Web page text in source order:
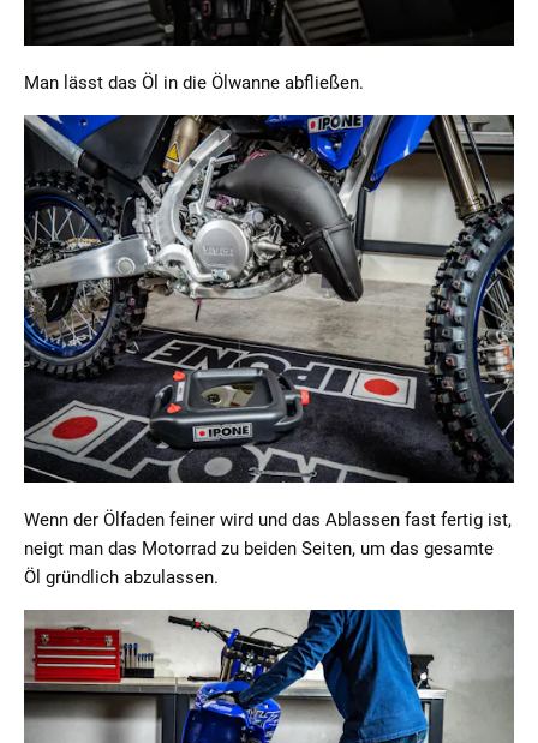
Man lässt das Öl in die Ölwanne abfließen.
Wenn der Ölfaden feiner wird und das Ablassen fast fertig ist,
neigt man das Motorrad zu beiden Seiten, um das gesamte
Öl gründlich abzulassen.